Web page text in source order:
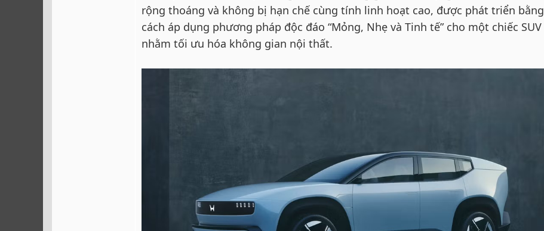
rộng thoáng và không bị hạn chế cùng tính linh hoạt cao, được phát triển bằng
cách áp dụng phương pháp độc đáo “Mỏng, Nhẹ và Tinh tế” cho một chiếc SUV
nhằm tối ưu hóa không gian nội thất.